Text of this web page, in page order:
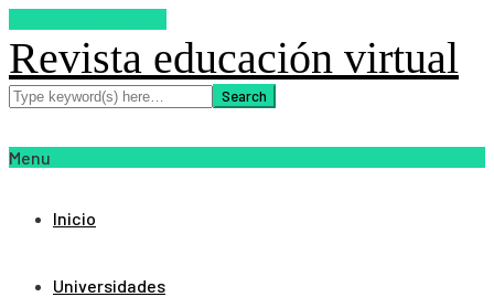
Revista educación virtual
Menu
Inicio
Universidades